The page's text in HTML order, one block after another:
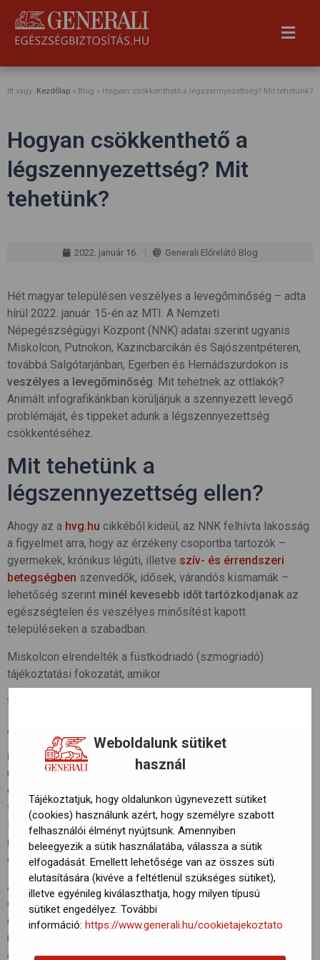
Weboldalunk sütiket
használ
Tájékoztatjuk, hogy oldalunkon úgynevezett sütiket
(cookies) használunk azért, hogy személyre szabott
felhasználói élményt nyújtsunk. Amennyiben
beleegyezik a sütik használatába, válassza a sütik
elfogadását. Emellett lehetősége van az összes süti
elutasítására (kivéve a feltétlenül szükséges sütiket),
illetve egyénileg kiválaszthatja, hogy milyen típusú
sütiket engedélyez. További
információ: https://www.generali.hu/cookietajekoztato
Itt vagy: Kezdőlap » Blog » Hogyan csökkenthető a légszennyezettség? Mit tehetünk?
Hogyan csökkenthető a
légszennyezettség? Mit
tehetünk?
2022. január 16. Generali Előrelátó Blog
Hét magyar településen veszélyes a levegőminőség – adta
hírül 2022. január. 15-én az MTI. A Nemzeti
Népegészségügyi Központ (NNK) adatai szerint ugyanis
Miskolcon, Putnokon, Kazincbarcikán és Sajószentpéteren,
továbbá Salgótarjánban, Egerben és Hernádszurdokon is
veszélyes a levegőminőség. Mit tehetnek az ottlakók?
Animált infografikánkban körüljárjuk a szennyezett levegő
problémáját, és tippeket adunk a légszennyezettség
csökkentéséhez.
Mit tehetünk a
légszennyezettség ellen?
Ahogy az a hvg.hu cikkéből kideül, az NNK felhívta lakosság
a figyelmet arra, hogy az érzékeny csoportba tartozók –
gyermekek, krónikus légúti, illetve szív- és érrendszeri
betegségben szenvedők, idősek, várandós kismamák –
lehetőség szerint minél kevesebb időt tartózkodjanak az
egészségtelen és veszélyes minősítést kapott
településeken a szabadban.
Miskolcon elrendelték a füstködriadó (szmogriadó)
tájékoztatási fokozatát, amikor
tilos bármilyen nyílt téri égetés.
A lakosságtól azt kérik, hogy
ne használjanak személyautót
(főleg a dízelüzeműeket),
utazzanak közösségi közlekedéssel,
és mérsékeljék a szilárd (szén-, fa-) és olajtüzelésű
fűtőberendezések használatát.
Ha van lehetőség gázfűtésre, inkább azt használják,
ne égessenek hulladékot, műanyagokat,
és kerüljék a porképződéssel járó tevékenységeket.
Az Országos Meteorológiai Szolgálat légszennyezettségi
előrejelzésében korábban arra figyelmetetett, hogy az
északkeleti országrészben várhatóan továbbra is rossz
marad a levegő minősége.
átlagban nagy területen meghaladja az egészségügyi